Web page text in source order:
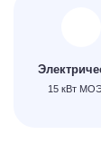
15 кВт